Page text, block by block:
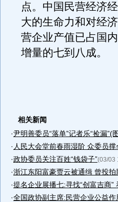
点。中国民营经济
大的生命力和对经
营企业产值已占国
增量的七到八成。
相关新闻
·尹明善委员“落单”记者乐“捡漏”(
· 人民大会堂前春雨湿阶 众委员
·政协委员关注百姓“钱袋子”(03/03
·浙江东阳富豪贾云被通缉 曾投拍
·提名企业展播七:寻找“创富吉商”
·全国政协副主席:民营企业公益